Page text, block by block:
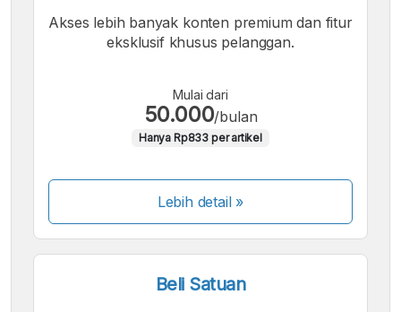
Akses lebih banyak konten premium dan fitur
eksklusif khusus pelanggan.
Mulai dari
50.000/bulan
Hanya Rp833 per artikel
Lebih detail »
Beli Satuan